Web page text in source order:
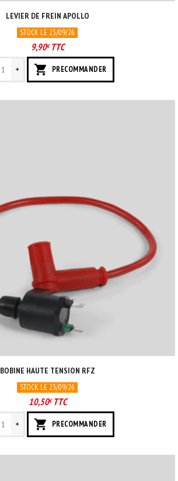
LEVIER DE FREIN APOLLO
STOCK LE 23/09/26
9,90€TTC
+ PRECOMMANDER
BOBINE HAUTE TENSION RFZ
STOCK LE 23/09/26
10,50€TTC
+ PRECOMMANDER